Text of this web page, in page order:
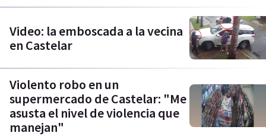
Video: la emboscada a la vecina
en Castelar
Violento robo en un
supermercado de Castelar: "Me
asusta el nivel de violencia que
manejan"